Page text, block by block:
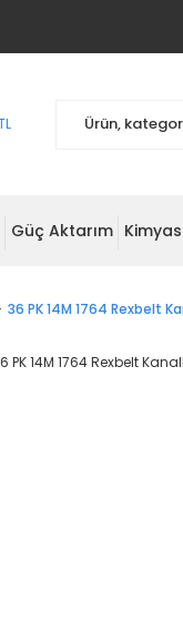
Güç Aktarım
36 PK 14M 1764 Rexbelt